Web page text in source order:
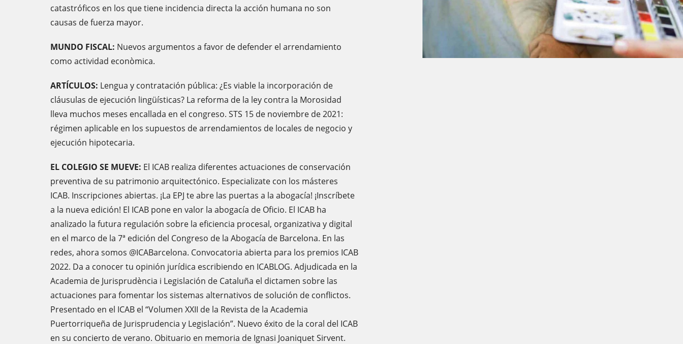
catastróficos en los que tiene incidencia directa la acción humana no son
causas de fuerza mayor.
MUNDO FISCAL: Nuevos argumentos a favor de defender el arrendamiento
como actividad econòmica.
ARTÍCULOS: Lengua y contratación pública: ¿Es viable la incorporación de
cláusulas de ejecución lingüísticas? La reforma de la ley contra la Morosidad
lleva muchos meses encallada en el congreso. STS 15 de noviembre de 2021:
régimen aplicable en los supuestos de arrendamientos de locales de negocio y
ejecución hipotecaria.
EL COLEGIO SE MUEVE: El ICAB realiza diferentes actuaciones de conservación
preventiva de su patrimonio arquitectónico. Especializate con los másteres
ICAB. Inscripciones abiertas. ¡La EPJ te abre las puertas a la abogacía! ¡Inscríbete
a la nueva edición! El ICAB pone en valor la abogacía de Oficio. El ICAB ha
analizado la futura regulación sobre la eficiencia procesal, organizativa y digital
en el marco de la 7ª edición del Congreso de la Abogacía de Barcelona. En las
redes, ahora somos @ICABarcelona. Convocatoria abierta para los premios ICAB
2022. Da a conocer tu opinión jurídica escribiendo en ICABLOG. Adjudicada en la
Academia de Jurisprudència i Legislación de Cataluña el dictamen sobre las
actuaciones para fomentar los sistemas alternativos de solución de conflictos.
Presentado en el ICAB el “Volumen XXII de la Revista de la Academia
Puertorriqueña de Jurisprudencia y Legislación”. Nuevo éxito de la coral del ICAB
en su concierto de verano. Obituario en memoria de Ignasi Joaniquet Sirvent.